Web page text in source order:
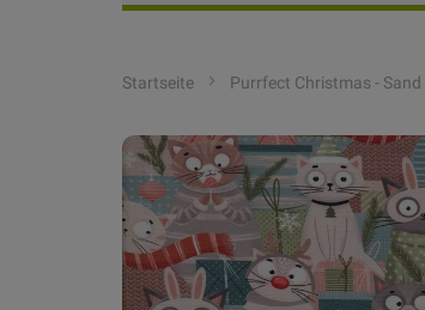
Startseite Purrfect Christmas - Sand
Zum
Ende
der
Bildgalerie
springen